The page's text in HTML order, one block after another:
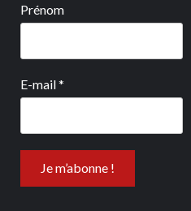
Prénom
E-mail*